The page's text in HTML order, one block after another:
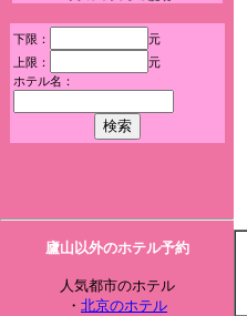
下限：
元
上限：
元
ホテル名：
廬山以外のホテル予約
人気都市のホテル
・ 北京のホテル